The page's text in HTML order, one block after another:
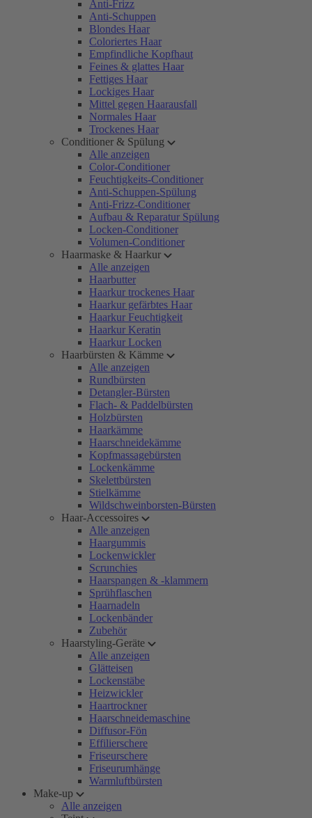
Anti-Frizz
Anti-Schuppen
Blondes Haar
Coloriertes Haar
Empfindliche Kopfhaut
Feines & glattes Haar
Fettiges Haar
Lockiges Haar
Mittel gegen Haarausfall
Normales Haar
Trockenes Haar
Conditioner & Spülung
Alle anzeigen
Color-Conditioner
Feuchtigkeits-Conditioner
Anti-Schuppen-Spülung
Anti-Frizz-Conditioner
Aufbau & Reparatur Spülung
Locken-Conditioner
Volumen-Conditioner
Haarmaske & Haarkur
Alle anzeigen
Haarbutter
Haarkur trockenes Haar
Haarkur gefärbtes Haar
Haarkur Feuchtigkeit
Haarkur Keratin
Haarkur Locken
Haarbürsten & Kämme
Alle anzeigen
Rundbürsten
Detangler-Bürsten
Flach- & Paddelbürsten
Holzbürsten
Haarkämme
Haarschneidekämme
Kopfmassagebürsten
Lockenkämme
Skelettbürsten
Stielkämme
Wildschweinborsten-Bürsten
Haar-Accessoires
Alle anzeigen
Haargummis
Lockenwickler
Scrunchies
Haarspangen & -klammern
Sprühflaschen
Haarnadeln
Lockenbänder
Zubehör
Haarstyling-Geräte
Alle anzeigen
Glätteisen
Lockenstäbe
Heizwickler
Haartrockner
Haarschneidemaschine
Diffusor-Fön
Effilierschere
Friseurschere
Friseurumhänge
Warmluftbürsten
Make-up
Alle anzeigen